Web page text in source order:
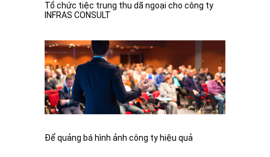
Tổ chức tiệc trung thu dã ngoại cho công ty
INFRAS CONSULT
Để quảng bá hình ảnh công ty hiệu quả